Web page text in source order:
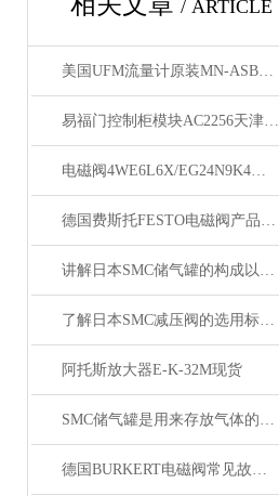
/ ARTICLE
美国UFM流量计原装MN-ASB250LM-32BP流量计原装
易福门控制柜模块AC2256天津发货
电磁阀4WE6L6X/EG24N9K4经销
德国费斯托FESTO电磁阀产品参数
讲解日本SMC储气罐的构成以及检验要求
了解日本SMC减压阀的选用标准以及注意事项
阿托斯放大器E-K-32M现货
SMC储气罐是用来存放气体的装置
德国BURKERT电磁阀常见故障应从以下5个方面排查